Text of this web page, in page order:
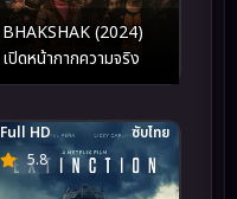
BHAKSHAK (2024)
เปิดหน้ากากความจริง
5.8
Full HD ซับไทย